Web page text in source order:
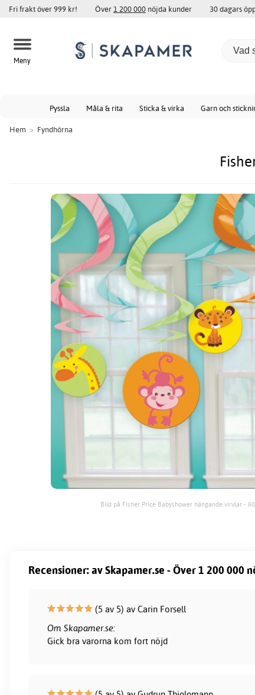
Fri frakt över 999 kr! Över1 200 000 nöjda kunder 30 dagars
Meny
Pyssla Måla & rita Sticka & virka Garn och
Hem > Fyndhörna
Bild på Fisher Price Babyshower hängande virvlar -
Recensioner: av Skapamer.se - Över 1 200 000
(5 av 5) av Carin Forsell
Om Skapamer.se:
Gick bra varorna kom fort nöjd